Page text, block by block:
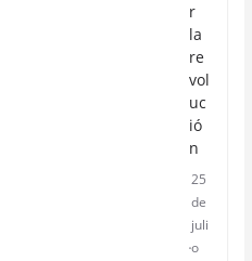
r
la
re
vol
uc
ió
n
25
de
juli
o